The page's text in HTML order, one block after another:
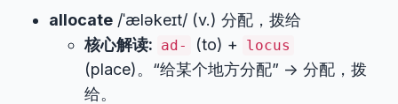
allocate /ˈæləkeɪt/ (v.) 分配，拨给
核心解读: ad- (to) + locus
(place)。“给某个地方分配” -> 分配，拨
给。